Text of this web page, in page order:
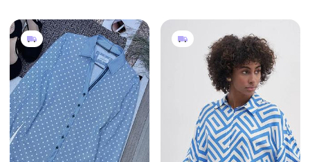
. розмір с-м.